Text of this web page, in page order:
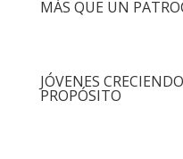
MÁS QUE UN
JÓVENES
PROPÓSITO